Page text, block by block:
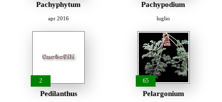
Pachyphytum
apr 2016
Pachypodium
luglio
2
Pedilanthus
65
Pelargonium